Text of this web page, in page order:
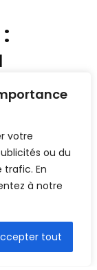
votre
ou du
trafic. En
à notre
tout
–
A A